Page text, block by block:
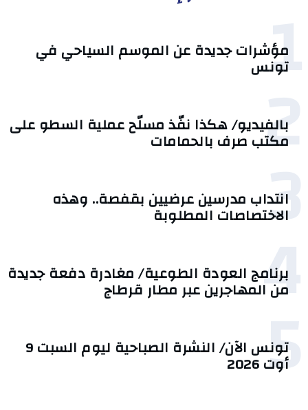
1
مؤشرات جديدة عن الموسم السياحي في
تونس
2
بالفيديو/ هكذا نفّذ مسلّح عملية السطو على
مكتب صرف بالحمامات
3
انتداب مدرسين عرضيين بقفصة.. وهذه
الاختصاصات المطلوبة
4
برنامج العودة الطوعية/ مغادرة دفعة جديدة
من المهاجرين عبر مطار قرطاج
5 تونس الآن/ النشرة الصباحية ليوم السبت 9
أوت 2026